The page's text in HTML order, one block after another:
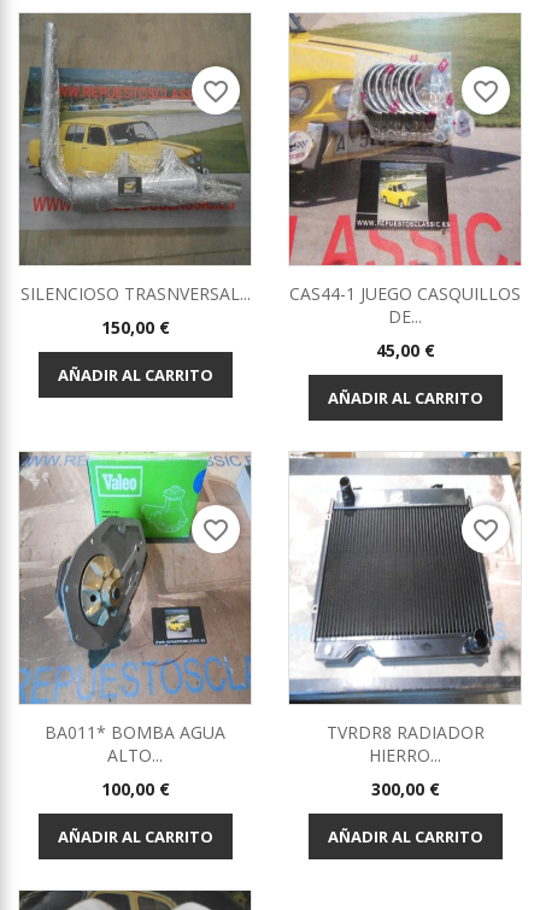
SILENCIOSO TRASNVERSAL...
Precio
150,00 €
AÑADIR AL CARRITO
favorite_border
CAS44-1 JUEGO CASQUILLOS
DE...
Precio
45,00 €
AÑADIR AL CARRITO
favorite_border
BA011* BOMBA AGUA
ALTO...
Precio
100,00 €
AÑADIR AL CARRITO
favorite_border
TVRDR8 RADIADOR
HIERRO...
Precio
300,00 €
AÑADIR AL CARRITO
favorite_border